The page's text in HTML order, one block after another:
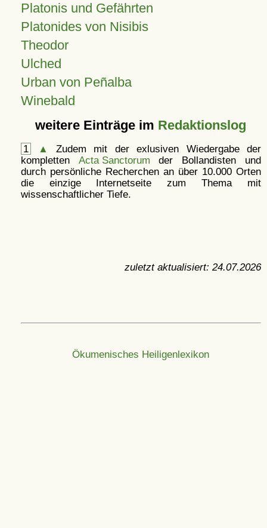
Platonis und Gefährten
Platonides von Nisibis
Theodor
Ulched
Urban von Peñalba
Winebald
weitere Einträge im Redaktionslog
1 ▲
Zudem mit der exlusiven Wiedergabe der
kompletten Acta Sanctorum der Bollandisten und
durch persönliche Recherchen an über 10.000 Orten
die einzige Internetseite zum Thema mit
wissenschaftlicher Tiefe.
zuletzt aktualisiert: 24.07.2026
Ökumenisches Heiligenlexikon